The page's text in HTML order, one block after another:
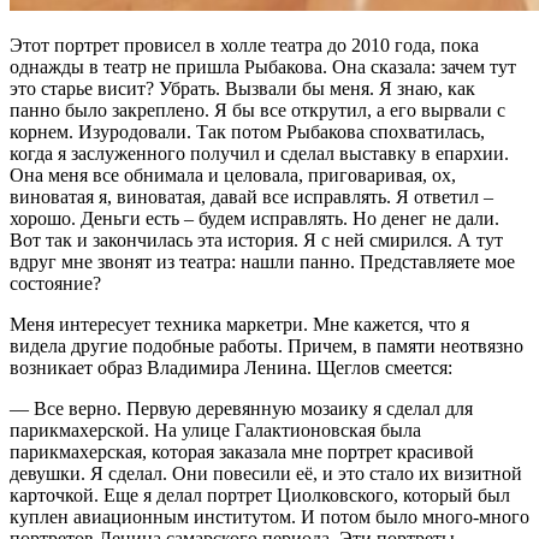
Этот портрет провисел в холле театра до 2010 года, пока
однажды в театр не пришла Рыбакова. Она сказала: зачем тут
это старье висит? Убрать. Вызвали бы меня. Я знаю, как
панно было закреплено. Я бы все открутил, а его вырвали с
корнем. Изуродовали. Так потом Рыбакова спохватилась,
когда я заслуженного получил и сделал выставку в епархии.
Она меня все обнимала и целовала, приговаривая, ох,
виноватая я, виноватая, давай все исправлять. Я ответил –
хорошо. Деньги есть – будем исправлять. Но денег не дали.
Вот так и закончилась эта история. Я с ней смирился. А тут
вдруг мне звонят из театра: нашли панно. Представляете мое
состояние?
Меня интересует техника маркетри. Мне кажется, что я
видела другие подобные работы. Причем, в памяти неотвязно
возникает образ Владимира Ленина. Щеглов смеется:
— Все верно. Первую деревянную мозаику я сделал для
парикмахерской. На улице Галактионовская была
парикмахерская, которая заказала мне портрет красивой
девушки. Я сделал. Они повесили её, и это стало их визитной
карточкой. Еще я делал портрет Циолковского, который был
куплен авиационным институтом. И потом было много-много